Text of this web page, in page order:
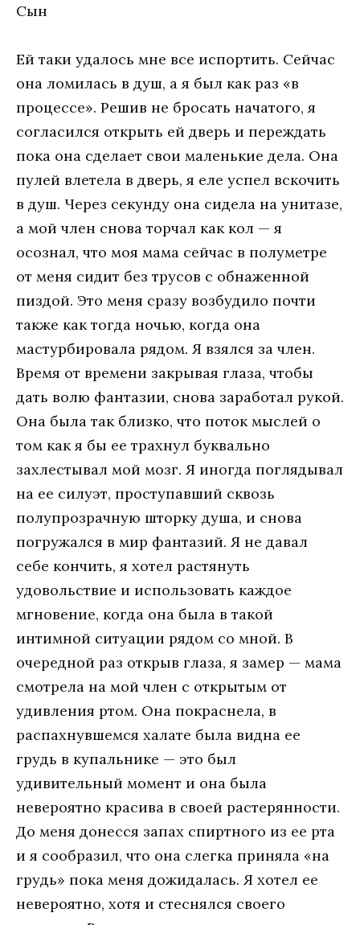
Сын
Ей таки удалось мне все испортить. Сейчас
она ломилась в душ, а я был как раз «в
процессе». Решив не бросать начатого, я
согласился открыть ей дверь и переждать
пока она сделает свои маленькие дела. Она
пулей влетела в дверь, я еле успел вскочить
в душ. Через секунду она сидела на унитазе,
а мой член снова торчал как кол — я
осознал, что моя мама сейчас в полуметре
от меня сидит без трусов с обнаженной
пиздой. Это меня сразу возбудило почти
также как тогда ночью, когда она
мастурбировала рядом. Я взялся за член.
Время от времени закрывая глаза, чтобы
дать волю фантазии, снова заработал рукой.
Она была так близко, что поток мыслей о
том как я бы ее трахнул буквально
захлестывал мой мозг. Я иногда поглядывал
на ее силуэт, проступавший сквозь
полупрозрачную шторку душа, и снова
погружался в мир фантазий. Я не давал
себе кончить, я хотел растянуть
удовольствие и использовать каждое
мгновение, когда она была в такой
интимной ситуации рядом со мной. В
очередной раз открыв глаза, я замер — мама
смотрела на мой член с открытым от
удивления ртом. Она покраснела, в
распахнувшемся халате была видна ее
грудь в купальнике — это был
удивительный момент и она была
невероятно красива в своей растерянности.
До меня донесся запах спиртного из ее рта
и я сообразил, что она слегка приняла «на
грудь» пока меня дожидалась. Я хотел ее
невероятно, хотя и стеснялся своего